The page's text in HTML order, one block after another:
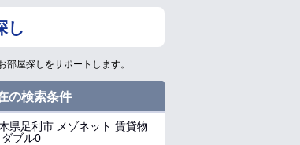
し
屋探しをサポートします。
の検索条件
県足利市 メゾネット 賃貸物
ブル0